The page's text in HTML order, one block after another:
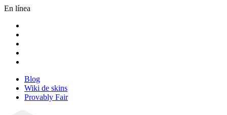
En línea
Blog
Wiki de skins
Provably Fair